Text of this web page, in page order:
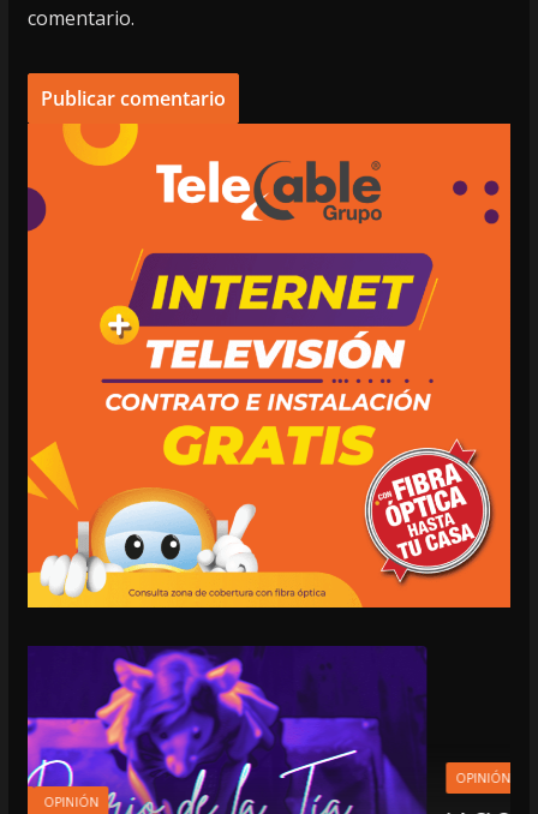
comentario.
OPINIÓN